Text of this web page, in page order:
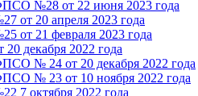
№28 от 22 июня 2023 года
от 20 апреля 2023 года
от 21 февраля 2023 года
декабря 2022 года
№ 24 от 20 декабря 2022 года
№ 23 от 10 ноября 2022 года
7 октября 2022 года